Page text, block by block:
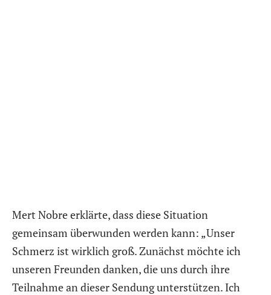
Mert Nobre erklärte, dass diese Situation
gemeinsam überwunden werden kann: „Unser
Schmerz ist wirklich groß. Zunächst möchte ich
unseren Freunden danken, die uns durch ihre
Teilnahme an dieser Sendung unterstützen. Ich